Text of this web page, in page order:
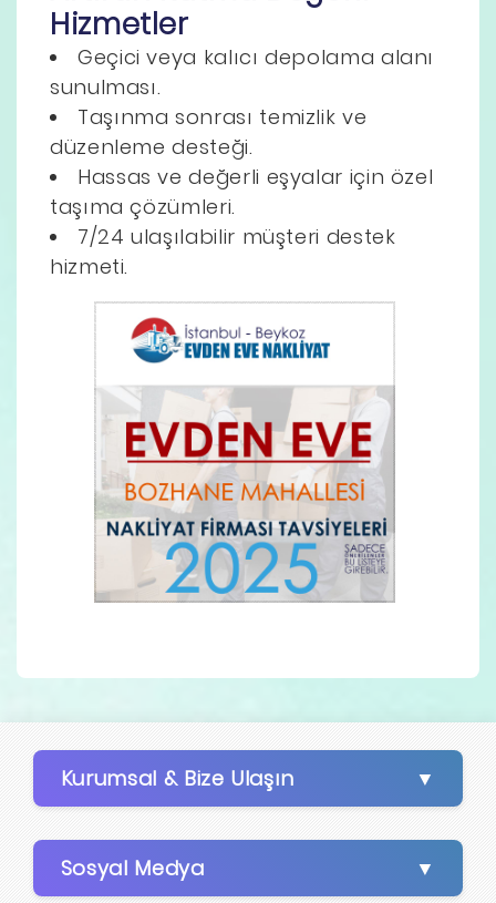
Hizmetler
Geçici veya kalıcı depolama alanı
sunulması.
Taşınma sonrası temizlik ve
düzenleme desteği.
Hassas ve değerli eşyalar için özel
taşıma çözümleri.
7/24 ulaşılabilir müşteri destek
hizmeti.
Kurumsal & Bize Ulaşın
Sosyal Medya